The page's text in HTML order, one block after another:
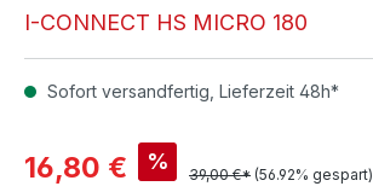
I-CONNECT HS MICRO 180
Sofort versandfertig, Lieferzeit 48h*
16,80 € %
39,00 €* (56.92% gespart)